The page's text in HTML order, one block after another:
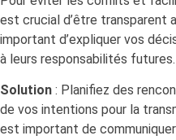
est crucial d’être transparent
important d’expliquer vos
à leurs responsabilités futures.
Solution : Planifiez des
de vos intentions pour la
est important de